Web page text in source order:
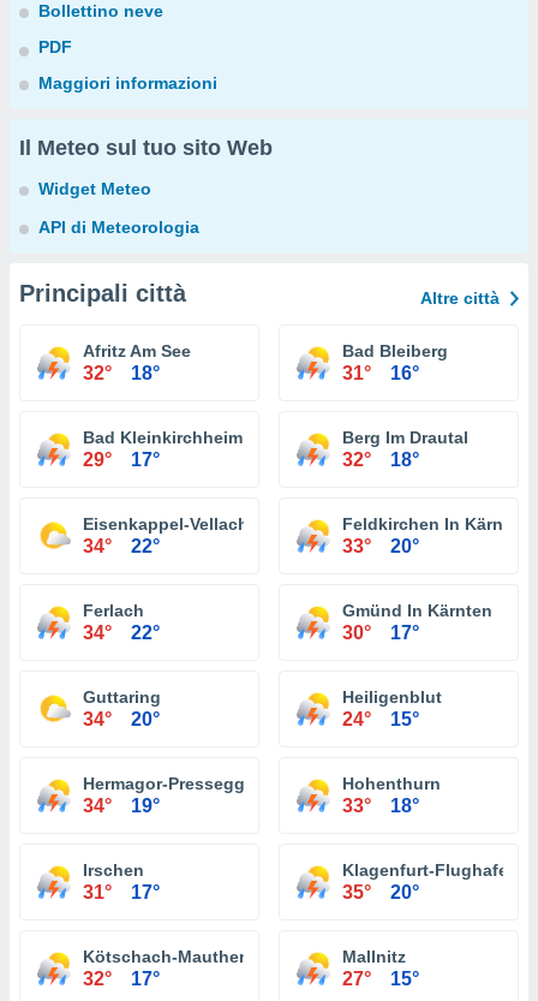
Bollettino neve
PDF
Maggiori informazioni
Il Meteo sul tuo sito Web
Widget Meteo
API di Meteorologia
Principali città Altre città
Afritz Am See
32° 18°
Bad Bleiberg
31° 16°
Bad Kleinkirchheim
29° 17°
Berg Im Drautal
32° 18°
Eisenkappel-Vellach
34° 22°
Feldkirchen In Kärnten
33° 20°
Ferlach
34° 22°
Gmünd In Kärnten
30° 17°
Guttaring
34° 20°
Heiligenblut
24° 15°
Hermagor-Pressegger See
34° 19°
Hohenthurn
33° 18°
Irschen
31° 17°
Klagenfurt-Flughafen
35° 20°
Kötschach-Mauthen
32° 17°
Mallnitz
27° 15°